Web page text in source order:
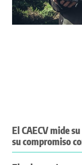
El CAECV mide
su compromiso